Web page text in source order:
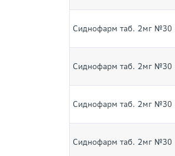
Сиднофарм таб. 2мг №30
Сиднофарм таб. 2мг №30
Сиднофарм таб. 2мг №30
Сиднофарм таб. 2мг №30